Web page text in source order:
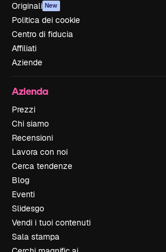
Originali New
Politica dei cookie
Centro di fiducia
Affiliati
Aziende
Azienda
Prezzi
Chi siamo
Recensioni
Lavora con noi
Cerca tendenze
Blog
Eventi
Slidesgo
Vendi i tuoi contenuti
Sala stampa